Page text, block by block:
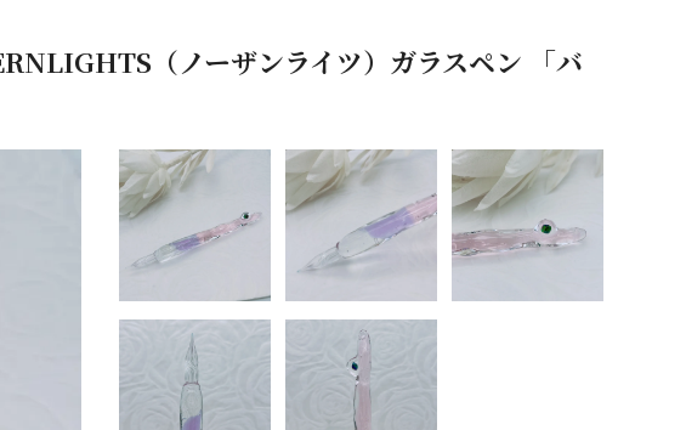
（ノーザンライツ）ガラスペン 「バ